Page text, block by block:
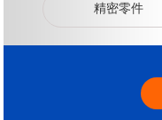
精密零件